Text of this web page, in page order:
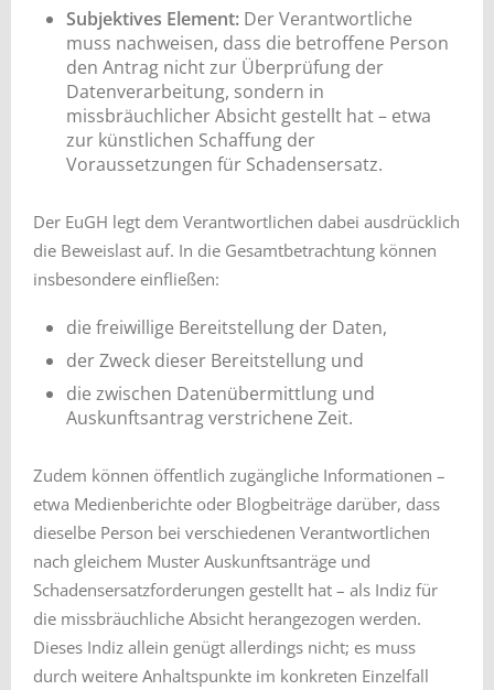
Subjektives Element: Der Verantwortliche
muss nachweisen, dass die betroffene Person
den Antrag nicht zur Überprüfung der
Datenverarbeitung, sondern in
missbräuchlicher Absicht gestellt hat – etwa
zur künstlichen Schaffung der
Voraussetzungen für Schadensersatz.
Der EuGH legt dem Verantwortlichen dabei ausdrücklich
die Beweislast auf. In die Gesamtbetrachtung können
insbesondere einfließen:
die freiwillige Bereitstellung der Daten,
der Zweck dieser Bereitstellung und
die zwischen Datenübermittlung und
Auskunftsantrag verstrichene Zeit.
Zudem können öffentlich zugängliche Informationen –
etwa Medienberichte oder Blogbeiträge darüber, dass
dieselbe Person bei verschiedenen Verantwortlichen
nach gleichem Muster Auskunftsanträge und
Schadensersatzforderungen gestellt hat – als Indiz für
die missbräuchliche Absicht herangezogen werden.
Dieses Indiz allein genügt allerdings nicht; es muss
durch weitere Anhaltspunkte im konkreten Einzelfall